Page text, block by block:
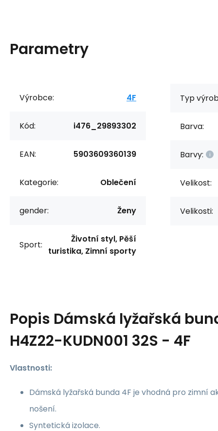
Parametry
Výrobce: 4F
Kód: i476_29893302
EAN: 5903609360139
Kategorie: Oblečení
gender: Ženy
Sport:
Životní styl, Pěší
turistika, Zimní sporty
Typ
Barva:
Barvy:
Velikost:
Velikosti:
Popis Dámská lyžařská
H4Z22-KUDN001 32S - 4F
Vlastnosti:
Dámská lyžařská bunda 4F je vhodná pro zimní
nošení.
Syntetická izolace.